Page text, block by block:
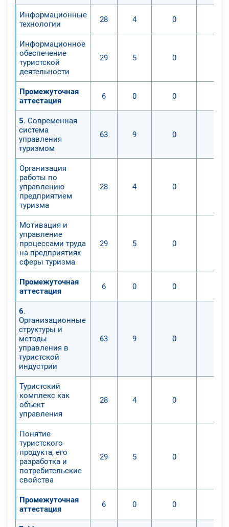
Информационные
технологии
28 4 0
Информационное
обеспечение
туристской
деятельности
29 5 0
Промежуточная
аттестация
6 0 0
5. Современная
система
управления
туризмом
63 9 0
Организация
работы по
управлению
предприятием
туризма
28 4 0
Мотивация и
управление
процессами труда
на предприятиях
сферы туризма
29 5 0
Промежуточная
аттестация
6 0 0
6.
Организационные
структуры и
методы
управления в
туристской
индустрии
63 9 0
Туристский
комплекс как
объект
управления
28 4 0
Понятие
туристского
продукта, его
разработка и
потребительские
свойства
29 5 0
Промежуточная
аттестация
6 0 0